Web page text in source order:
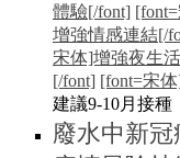
體驗[/font]
增強情感連結[/
宋体]增強夜生
[/font] [font=宋
建議9-10月接種
廢水中新